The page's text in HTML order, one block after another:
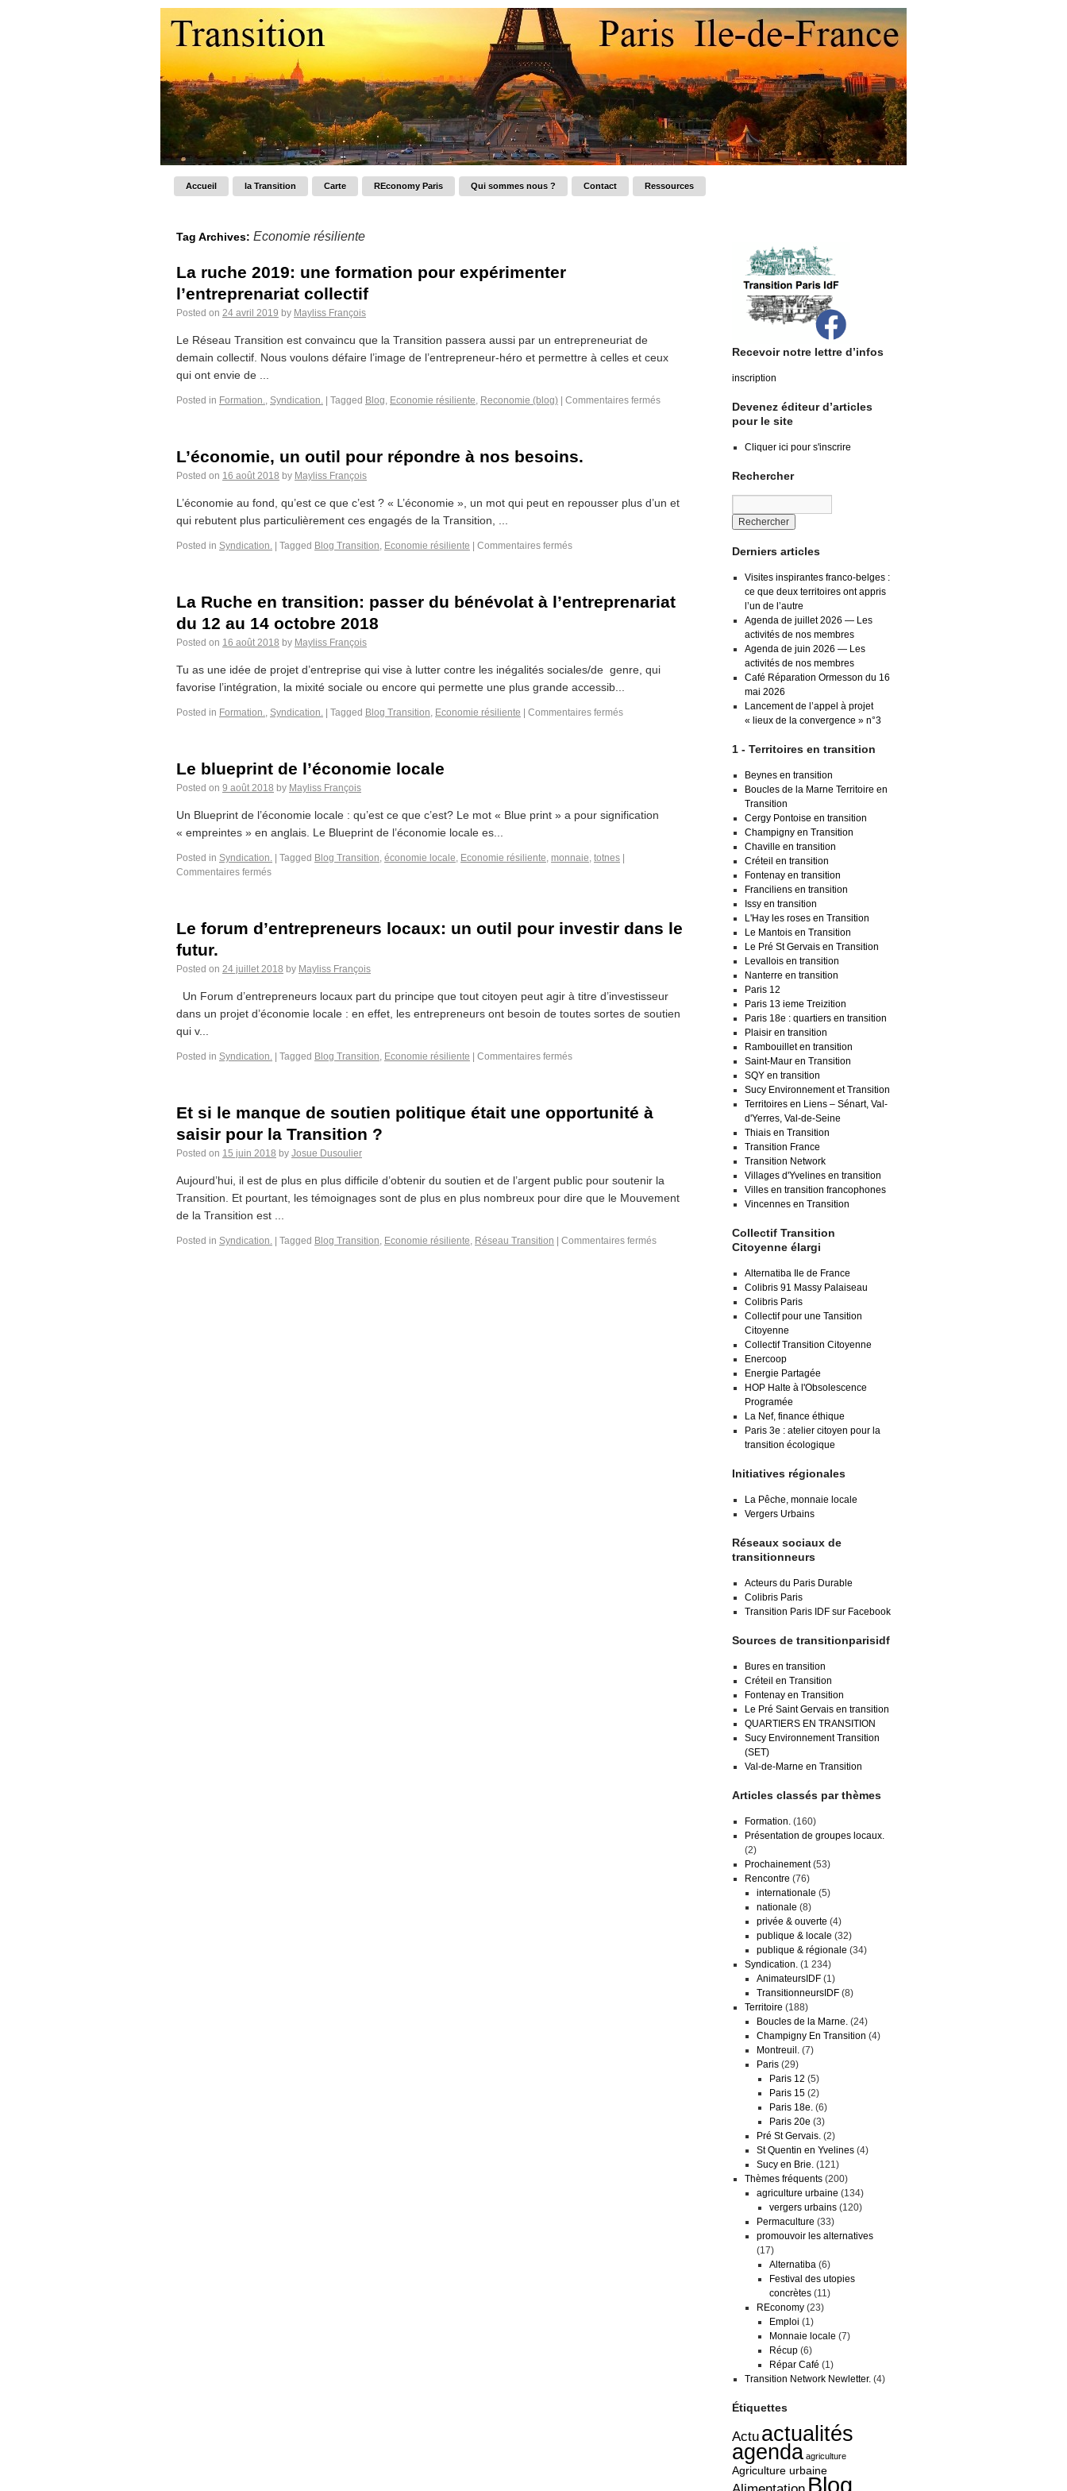
Accueil la Transition Carte REconomy Paris Qui sommes nous ? Contact Ressources
Tag Archives: Economie résiliente
La ruche 2019: une formation pour expérimenter
l’entreprenariat collectif
Posted on 24 avril 2019 by Mayliss François
Le Réseau Transition est convaincu que la Transition passera aussi par un entrepreneuriat de
demain collectif. Nous voulons défaire l’image de l’entrepreneur-héro et permettre à celles et ceux
qui ont envie de ...
Posted in Formation., Syndication. Tagged Blog, Economie résiliente, Reconomie (blog) Commentaires fermés
L’économie, un outil pour répondre à nos besoins.
Posted on 16 août 2018 by Mayliss François
L’économie au fond, qu’est ce que c’est ? « L’économie », un mot qui peut en repousser plus d’un et
qui rebutent plus particulièrement ces engagés de la Transition, ...
Posted in Syndication. Tagged Blog Transition, Economie résiliente Commentaires fermés
La Ruche en transition: passer du bénévolat à l’entreprenariat
du 12 au 14 octobre 2018
Posted on 16 août 2018 by Mayliss François
Tu as une idée de projet d’entreprise qui vise à lutter contre les inégalités sociales/de genre, qui
favorise l’intégration, la mixité sociale ou encore qui permette une plus grande accessib...
Posted in Formation., Syndication. Tagged Blog Transition, Economie résiliente Commentaires fermés
Le blueprint de l’économie locale
Posted on 9 août 2018 by Mayliss François
Un Blueprint de l’économie locale : qu’est ce que c’est? Le mot « Blue print » a pour signification
« empreintes » en anglais. Le Blueprint de l’économie locale es...
Posted in Syndication. Tagged Blog Transition, économie locale, Economie résiliente, monnaie, totnes
Commentaires fermés
Le forum d’entrepreneurs locaux: un outil pour investir dans le
futur.
Posted on 24 juillet 2018 by Mayliss François
Un Forum d’entrepreneurs locaux part du principe que tout citoyen peut agir à titre d’investisseur
dans un projet d’économie locale : en effet, les entrepreneurs ont besoin de toutes sortes de soutien
qui v...
Posted in Syndication. Tagged Blog Transition, Economie résiliente Commentaires fermés
Et si le manque de soutien politique était une opportunité à
saisir pour la Transition ?
Posted on 15 juin 2018 by Josue Dusoulier
Aujourd’hui, il est de plus en plus difficile d’obtenir du soutien et de l’argent public pour soutenir la
Transition. Et pourtant, les témoignages sont de plus en plus nombreux pour dire que le Mouvement
de la Transition est ...
Posted in Syndication. Tagged Blog Transition, Economie résiliente, Réseau Transition Commentaires fermés
Recevoir notre lettre d’infos
inscription
Devenez éditeur d’articles
pour le site
Cliquer ici pour s'inscrire
Rechercher
Derniers articles
Visites inspirantes franco-belges :
ce que deux territoires ont appris
l’un de l’autre
Agenda de juillet 2026 — Les
activités de nos membres
Agenda de juin 2026 — Les
activités de nos membres
Café Réparation Ormesson du 16
mai 2026
Lancement de l’appel à projet
« lieux de la convergence » n°3
1 - Territoires en transition
Beynes en transition
Boucles de la Marne Territoire en
Transition
Cergy Pontoise en transition
Champigny en Transition
Chaville en transition
Créteil en transition
Fontenay en transition
Franciliens en transition
Issy en transition
L'Hay les roses en Transition
Le Mantois en Transition
Le Pré St Gervais en Transition
Levallois en transition
Nanterre en transition
Paris 12
Paris 13 ieme Treizition
Paris 18e : quartiers en transition
Plaisir en transition
Rambouillet en transition
Saint-Maur en Transition
SQY en transition
Sucy Environnement et Transition
Territoires en Liens – Sénart, Val-
d'Yerres, Val-de-Seine
Thiais en Transition
Transition France
Transition Network
Villages d'Yvelines en transition
Villes en transition francophones
Vincennes en Transition
Collectif Transition
Citoyenne élargi
Alternatiba Ile de France
Colibris 91 Massy Palaiseau
Colibris Paris
Collectif pour une Tansition
Citoyenne
Collectif Transition Citoyenne
Enercoop
Energie Partagée
HOP Halte à l'Obsolescence
Programée
La Nef, finance éthique
Paris 3e : atelier citoyen pour la
transition écologique
Initiatives régionales
La Pêche, monnaie locale
Vergers Urbains
Réseaux sociaux de
transitionneurs
Acteurs du Paris Durable
Colibris Paris
Transition Paris IDF sur Facebook
Sources de transitionparisidf
Bures en transition
Créteil en Transition
Fontenay en Transition
Le Pré Saint Gervais en transition
QUARTIERS EN TRANSITION
Sucy Environnement Transition
(SET)
Val-de-Marne en Transition
Articles classés par thèmes
Formation.(160)
Présentation de groupes locaux.
(2)
Prochainement(53)
Rencontre (76)
internationale (5)
nationale (8)
privée & ouverte (4)
publique & locale (32)
publique & régionale (34)
Syndication.(1 234)
AnimateursIDF (1)
TransitionneursIDF (8)
Territoire (188)
Boucles de la Marne. (24)
Champigny En Transition (4)
Montreuil. (7)
Paris (29)
Paris 12 (5)
Paris 15(2)
Paris 18e.(6)
Paris 20e (3)
Pré St Gervais. (2)
St Quentin en Yvelines (4)
Sucy en Brie. (121)
Thèmes fréquents(200)
agriculture urbaine (134)
vergers urbains(120)
Permaculture (33)
promouvoir les alternatives
(17)
Alternatiba(6)
Festival des utopies
concrètes(11)
REconomy (23)
Emploi (1)
Monnaie locale (7)
Récup(6)
Répar Café (1)
Transition Network Newletter.(4)
Étiquettes
Actu actualités
agenda agriculture
Agriculture urbaine
Blog